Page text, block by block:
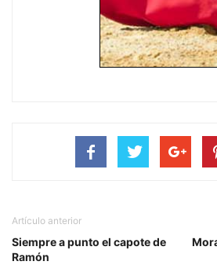
Artículo anterior
Siempre a punto el capote de
Ramón